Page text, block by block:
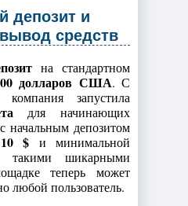
депозит и
средств
на стандартном
долларов США. С
запустила
для начинающих
с начальным депозитом
10 $ и минимальной
шикарными
теперь может
любой пользователь.